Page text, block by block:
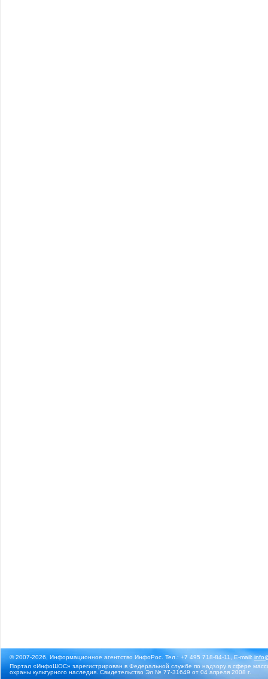
© 2007-2026, Информационное агентство ИнфоРос. Тел.: +7 495 718-84-11, E-mail:
Портал «ИнфоШОС» зарегистрирован в Федеральной службе по надзору в сфере
охраны культурного наследия. Свидетельство Эл № 77-31649 от 04 апреля 2008 г.